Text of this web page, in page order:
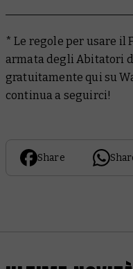
* Le regole per usare il
armata degli Abitatori
gratuitamente qui su
continua a seguirci!
Share